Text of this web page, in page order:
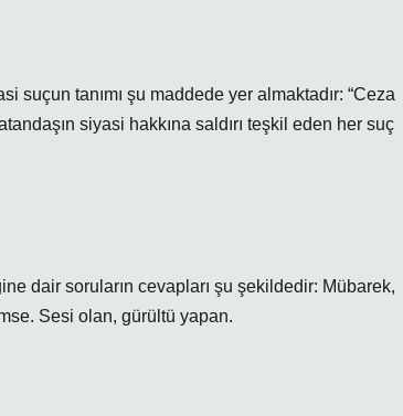
suçun tanımı şu maddede yer almaktadır: “Ceza
siyasi hakkına saldırı teşkil eden her suç
dair soruların cevapları şu şekildedir: Mübarek,
Sesi olan, gürültü yapan.